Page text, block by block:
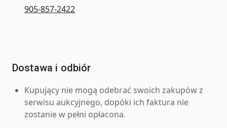
905-857-2422
Dostawa i odbiór
Kupujący nie mogą odebrać swoich zakupów z
serwisu aukcyjnego, dopóki ich faktura nie
zostanie w pełni opłacona.